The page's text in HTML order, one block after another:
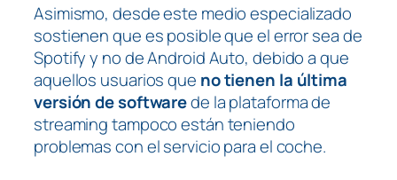
Asimismo, desde este medio especializado
sostienen que es posible que el error sea de
Spotify y no de Android Auto, debido a que
aquellos usuarios que no tienen la última
versión de softwarede la plataforma de
streaming tampoco están teniendo
problemas con el servicio para el coche.